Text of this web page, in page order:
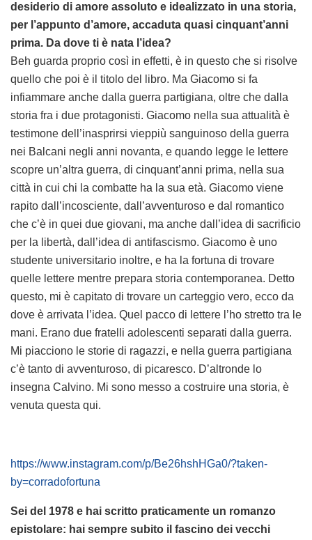
desiderio di amore assoluto e idealizzato in una storia,
per l’appunto d’amore, accaduta quasi cinquant’anni
prima. Da dove ti è nata l’idea?
Beh guarda proprio così in effetti, è in questo che si risolve
quello che poi è il titolo del libro. Ma Giacomo si fa
infiammare anche dalla guerra partigiana, oltre che dalla
storia fra i due protagonisti. Giacomo nella sua attualità è
testimone dell’inasprirsi vieppiù sanguinoso della guerra
nei Balcani negli anni novanta, e quando legge le lettere
scopre un’altra guerra, di cinquant’anni prima, nella sua
città in cui chi la combatte ha la sua età. Giacomo viene
rapito dall’incosciente, dall’avventuroso e dal romantico
che c’è in quei due giovani, ma anche dall’idea di sacrificio
per la libertà, dall’idea di antifascismo. Giacomo è uno
studente universitario inoltre, e ha la fortuna di trovare
quelle lettere mentre prepara storia contemporanea. Detto
questo, mi è capitato di trovare un carteggio vero, ecco da
dove è arrivata l’idea. Quel pacco di lettere l’ho stretto tra le
mani. Erano due fratelli adolescenti separati dalla guerra.
Mi piacciono le storie di ragazzi, e nella guerra partigiana
c’è tanto di avventuroso, di picaresco. D’altronde lo
insegna Calvino. Mi sono messo a costruire una storia, è
venuta questa qui.
https://www.instagram.com/p/Be26hshHGa0/?taken-
by=corradofortuna
Sei del 1978 e hai scritto praticamente un romanzo
epistolare: hai sempre subito il fascino dei vecchi